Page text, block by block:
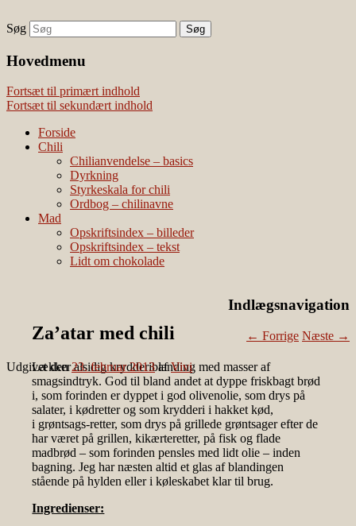
Наши партнеры
лучшие займы
Vivis chili
chili – dyrkning og mad
Søg
Hovedmenu
Fortsæt til primært indhold
Fortsæt til sekundært indhold
Forside
Chili
Chilianvendelse – basics
Dyrkning
Styrkeskala for chili
Ordbog – chilinavne
Mad
Opskriftsindex – billeder
Opskriftsindex – tekst
Lidt om chokolade
Indlægsnavigation
← Forrige Næste →
Za’atar med chili
Udgivet den23. februar 2013 afVivi
Lækker alsidig krydderiblanding med masser af
smagsindtryk. God til bland andet at dyppe friskbagt brød
i, som forinden er dyppet i god olivenolie, som drys på
salater, i kødretter og som krydderi i hakket kød,
i grøntsags-retter, som drys på grillede grøntsager efter de
har været på grillen, kikærteretter, på fisk og flade
madbrød – som forinden pensles med lidt olie – inden
bagning. Jeg har næsten altid et glas af blandingen
stående på hylden eller i køleskabet klar til brug.
Ingredienser: